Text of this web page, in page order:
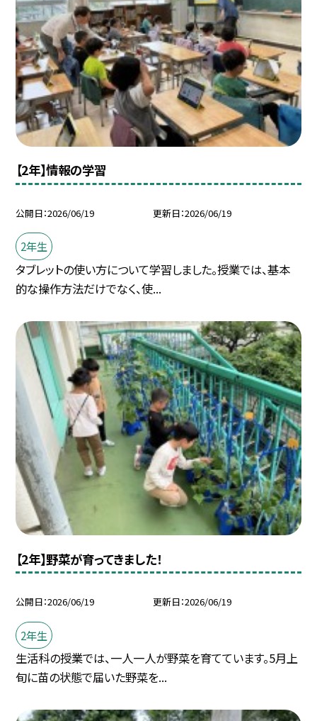
【2年】情報の学習
公開日 2026/06/19 更新日 2026/06/19
2年生
タブレットの使い方について学習しました。授業では、基本
的な操作方法だけでなく、使...
【2年】野菜が育ってきました！
公開日 2026/06/19 更新日 2026/06/19
2年生
生活科の授業では、一人一人が野菜を育てています。5月上
旬に苗の状態で届いた野菜を...